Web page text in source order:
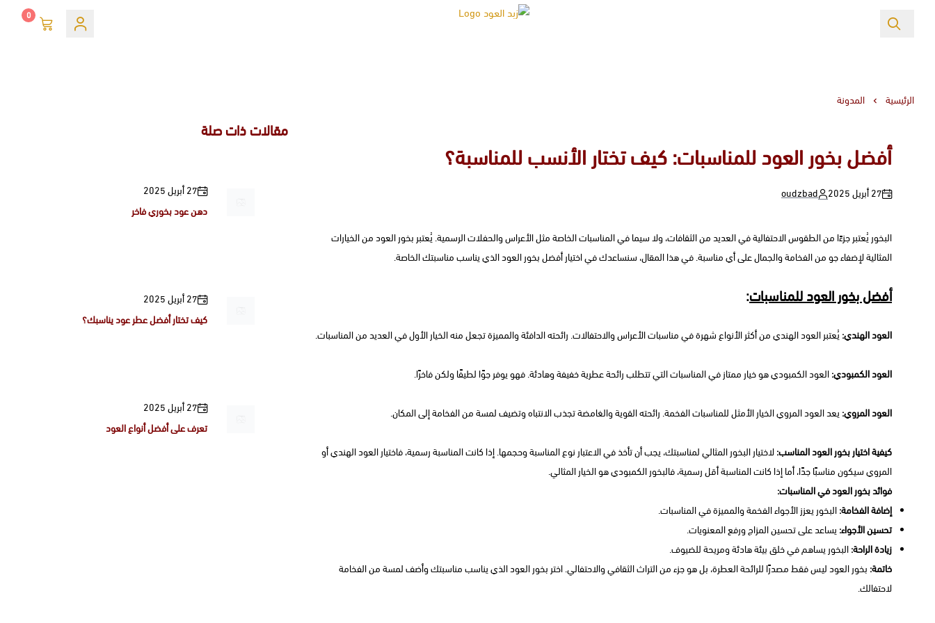
0
الرئيسية المدونة
أفضل بخور العود للمناسبات: كيف تختار الأنسب للمناسبة؟
27 أبريل 2025 oudzbad
البخور يُعتبر جزءًا من الطقوس الاحتفالية في العديد من الثقافات، ولا سيما في المناسبات الخاصة مثل الأعراس والحفلات الرسمية. يُعتبر بخور العود من الخيارات
المثالية لإضفاء جو من الفخامة والجمال على أي مناسبة. في هذا المقال، سنساعدك في اختيار أفضل بخور العود الذي يناسب مناسبتك الخاصة.
أفضل بخور العود للمناسبات:
العود الهندي: يُعتبر العود الهندي من أكثر الأنواع شهرة في مناسبات الأعراس والاحتفالات. رائحته الدافئة والمميزة تجعل منه الخيار الأول في العديد من المناسبات.
العود الكمبودي:العود الكمبودي هو خيار ممتاز في المناسبات التي تتطلب رائحة عطرية خفيفة وهادئة. فهو يوفر جوًا لطيفًا ولكن فاخرًا.
العود المروي: يعد العود المروي الخيار الأمثل للمناسبات الفخمة. رائحته القوية والغامضة تجذب الانتباه وتضيف لمسة من الفخامة إلى المكان.
كيفية اختيار بخور العود المناسب:لاختيار البخور المثالي لمناسبتك، يجب أن تأخذ في الاعتبار نوع المناسبة وحجمها. إذا كانت المناسبة رسمية، فاختيار العود الهندي أو
المروي سيكون مناسبًا جدًا، أما إذا كانت المناسبة أقل رسمية، فالبخور الكمبودي هو الخيار المثالي.
فوائد بخور العود في المناسبات:
إضافة الفخامة:البخور يعزز الأجواء الفخمة والمميزة في المناسبات.
تحسين الأجواء: يساعد على تحسين المزاج ورفع المعنويات.
زيادة الراحة:البخور يساهم في خلق بيئة هادئة ومريحة للضيوف.
خاتمة: بخور العود ليس فقط مصدرًا للرائحة العطرة، بل هو جزء من التراث الثقافي والاحتفالي. اختر بخور العود الذي يناسب مناسبتك وأضف لمسة من الفخامة
لاحتفالك.
مقالات ذات صلة
27 أبريل 2025
دهن عود بخوري فاخر
27 أبريل 2025
كيف تختار أفضل عطر عود يناسبك؟
27 أبريل 2025
تعرف على أفضل أنواع العود